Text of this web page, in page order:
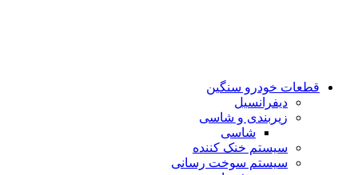
قطعات خودرو سنگین
دیفرانسیل
زیربندی و شاسی
شاسی
سیستم خنک کننده
سیستم سوخت رسانی